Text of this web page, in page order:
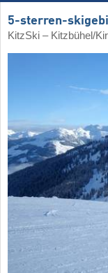
5-sterren-
KitzSki – Kitzbühel/​